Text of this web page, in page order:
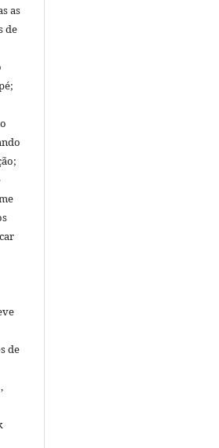
as
de
de